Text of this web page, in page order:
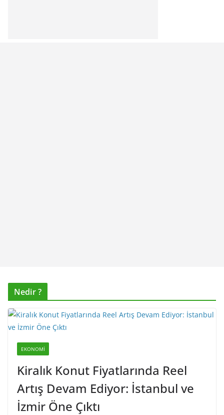
Nedir ?
EKONOMI
Kiralık Konut Fiyatlarında Reel
Artış Devam Ediyor: İstanbul ve
İzmir Öne Çıktı